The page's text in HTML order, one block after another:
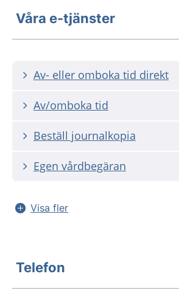
Våra e-tjänster
Av- eller omboka tid direkt
Av/omboka tid
Beställ journalkopia
Egen vårdbegäran
Visa fler
Telefon